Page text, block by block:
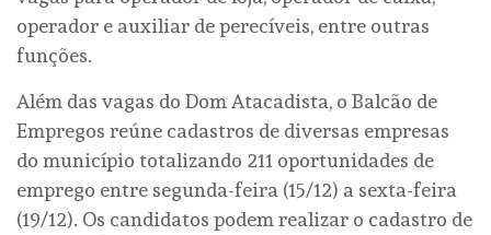
operador e auxiliar de perecíveis, entre outras
funções.
Além das vagas do Dom Atacadista, o Balcão de
Empregos reúne cadastros de diversas empresas
do município totalizando 211 oportunidades de
emprego entre segunda-feira (15/12) a sexta-feira
(19/12). Os candidatos podem realizar o cadastro de